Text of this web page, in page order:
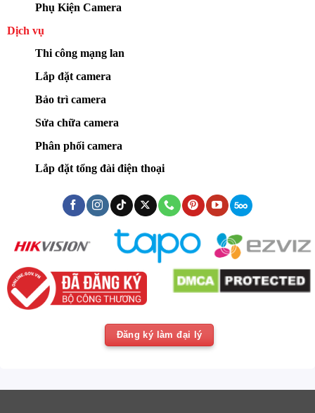
Phụ Kiện Camera
Dịch vụ
Thi công mạng lan
Lắp đặt camera
Bảo trì camera
Sửa chữa camera
Phân phối camera
Lắp đặt tổng đài điện thoại
Đăng ký làm đại lý